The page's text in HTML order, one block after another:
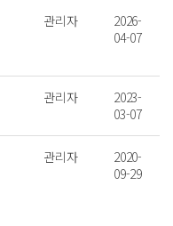
관리자
2026-
04-07
관리자
2023-
03-07
관리자
2020-
09-29